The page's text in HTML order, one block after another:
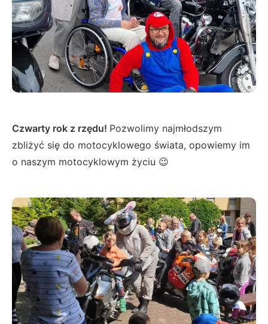
Czwarty rok z rzędu! Pozwolimy najmłodszym
zbliżyć się do motocyklowego świata, opowiemy im
o naszym motocyklowym życiu 😉